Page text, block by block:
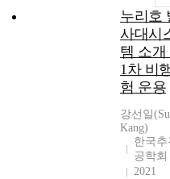
누리호
사대시
템 소개
1차 비
험 운용
강선일
Kang)
한국추
공학회
2021